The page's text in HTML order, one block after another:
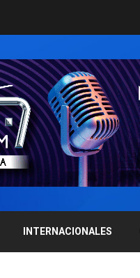
INTERNACIONALES